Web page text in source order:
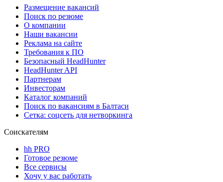
Размещение вакансий
Поиск по резюме
О компании
Наши вакансии
Реклама на сайте
Требования к ПО
Безопасный HeadHunter
HeadHunter API
Партнерам
Инвесторам
Каталог компаний
Поиск по вакансиям в Балтаси
Сетка: соцсеть для нетворкинга
Соискателям
hh PRO
Готовое резюме
Все сервисы
Хочу у вас работать